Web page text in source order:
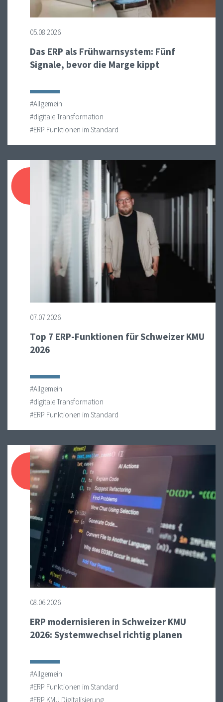
05.08.2026
Das ERP als Frühwarnsystem: Fünf
Signale, bevor die Marge kippt
#Allgemein
#digitale Transformation
#ERP Funktionen im Standard
07.07.2026
Top 7 ERP-Funktionen für Schweizer KMU
2026
#Allgemein
#digitale Transformation
#ERP Funktionen im Standard
08.06.2026
ERP modernisieren in Schweizer KMU
2026: Systemwechsel richtig planen
#Allgemein
#ERP Funktionen im Standard
#ERP KMU Digitalisierung